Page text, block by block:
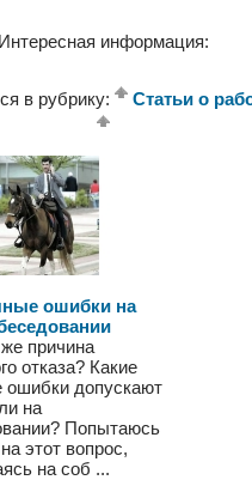
Интересная информация:
в рубрику: Статьи о
ошибки на
причина
отказа? Какие
ошибки допускают
на
Попытаюсь
этот вопрос,
на соб ...